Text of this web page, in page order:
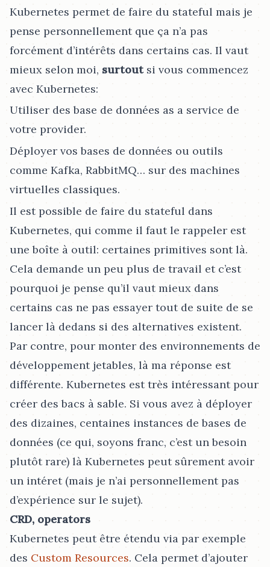
Kubernetes permet de faire du stateful mais je
pense personnellement que ça n’a pas
forcément d’intérêts dans certains cas. Il vaut
mieux selon moi, surtoutsi vous commencez
avec Kubernetes:
Utiliser des base de données as a service de
votre provider.
Déployer vos bases de données ou outils
comme Kafka, RabbitMQ…​ sur des machines
virtuelles classiques.
Il est possible de faire du stateful dans
Kubernetes, qui comme il faut le rappeler est
une boîte à outil: certaines primitives sont là.
Cela demande un peu plus de travail et c’est
pourquoi je pense qu’il vaut mieux dans
certains cas ne pas essayer tout de suite de se
lancer là dedans si des alternatives existent.
Par contre, pour monter des environnements de
développement jetables, là ma réponse est
différente. Kubernetes est très intéressant pour
créer des bacs à sable. Si vous avez à déployer
des dizaines, centaines instances de bases de
données (ce qui, soyons franc, c’est un besoin
plutôt rare) là Kubernetes peut sûrement avoir
un intéret (mais je n’ai personnellement pas
d’expérience sur le sujet).
CRD, operators
Kubernetes peut être étendu via par exemple
des Custom Resources. Cela permet d’ajouter